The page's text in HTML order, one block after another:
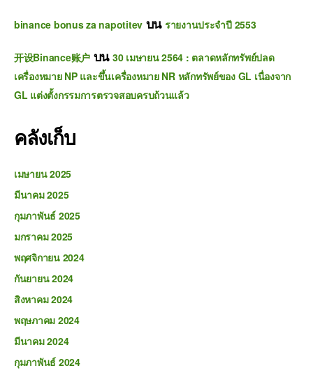
binance bonus za napotitevบน รายงานประจำปี 2553
开设Binance账户 บน 30 เมษายน 2564 : ตลาดหลักทรัพย์ปลด
เครื่องหมาย NP และขึ้นเครื่องหมาย NR หลักทรัพย์ของ GL เนื่องจาก
GL แต่งตั้งกรรมการตรวจสอบครบถ้วนแล้ว
คลังเก็บ
เมษายน 2025
มีนาคม 2025
กุมภาพันธ์ 2025
มกราคม 2025
พฤศจิกายน 2024
กันยายน 2024
สิงหาคม 2024
พฤษภาคม 2024
มีนาคม 2024
กุมภาพันธ์ 2024